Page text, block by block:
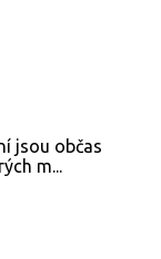
jsou občas
m...